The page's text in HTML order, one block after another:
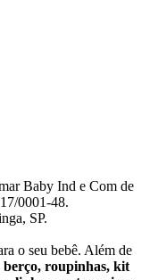
Baby Ind e Com de
0001-48.
SP.
o seu bebê. Além de
berço, roupinhas, kit